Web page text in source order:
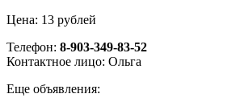
Цена: 13 рублей
Телефон: 8-903-349-83-52
Контактное лицо: Ольга
Еще объявления: